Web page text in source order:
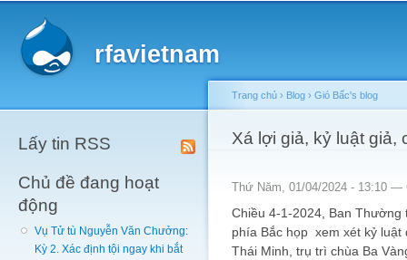
rfavietnam
Lấy tin RSS
Chủ đề đang hoạt
động
Vụ Tử tù Nguyễn Văn Chưởng:
Kỳ 2. Xác định tội ngay khi bắt
You are here
Trang chủ › Blog › Gió Bấc's blog
Xá lợi giả, kỷ luật giả,
Thứ Năm, 01/04/2024 - 13:10 —
Chiều 4-1-2024, Ban
phía Bắc họp xem xét kỷ
Thái Minh, trụ trì chùa Ba